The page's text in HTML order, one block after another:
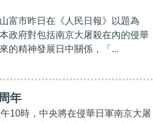
富市昨日在《人民日報》以題為
政府對包括南京大屠殺在內的侵華
的精神發展日中關係，「...
年
10時，中央將在侵華日軍南京大屠